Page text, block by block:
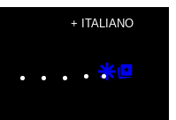
+ ITALIANO
Instagram
TikTok
YouTube
Google